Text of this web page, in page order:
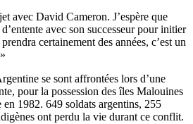
avec David Cameron. J’espère que
avec son successeur pour initier
certainement des années, c’est un
se sont affrontées lors d’une
pour la possession des îles Malouines
1982. 649 soldats argentins, 255
ont perdu la vie durant ce conflit.